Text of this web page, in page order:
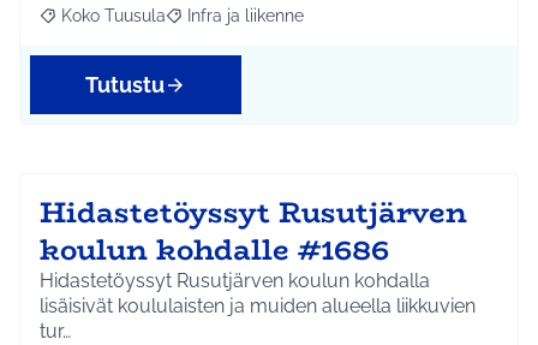
Rajaa tulokset aihepiirin mukaan: Koko Tuusula
Koko Tuusula Rajaa tulokset teeman mukaan: Infra ja liikenne
Infra ja liikenne
Tutustu
Hidastetöyssyt Rusutjärven
koulun kohdalle #1686
Hidastetöyssyt Rusutjärven koulun kohdalla
lisäisivät koululaisten ja muiden alueella liikkuvien
tur…